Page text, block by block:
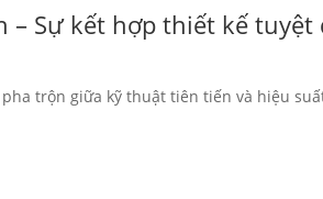
Sự kết hợp thiết kế tuyệt
trộn giữa kỹ thuật tiên tiến và hiệu